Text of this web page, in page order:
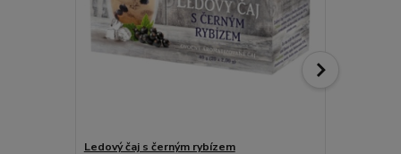
Ledový čaj s černým rybízem